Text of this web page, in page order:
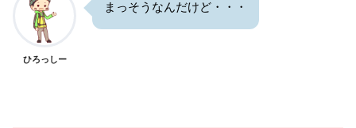
ひろっしー
まっそうなんだけど・・・